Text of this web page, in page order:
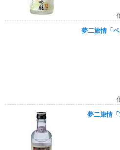
夢二旅情「
夢二旅情